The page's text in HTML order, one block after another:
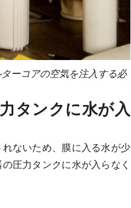
ーコアの空気を注入する必
タンクに水が入
ないため、膜に入る水が少
圧力タンクに水が入らなく